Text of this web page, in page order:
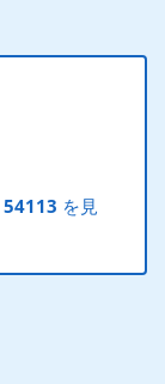
54113 を見